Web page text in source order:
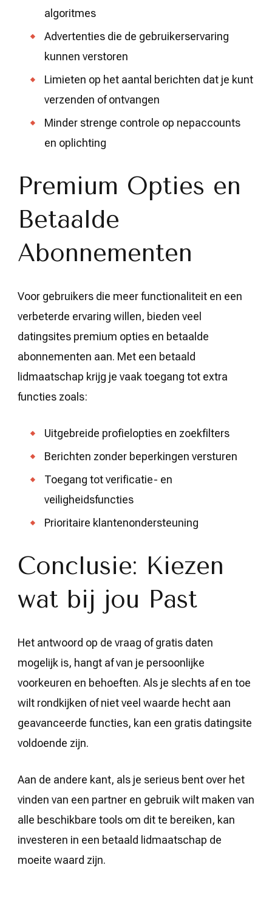
algoritmes
Advertenties die de gebruikerservaring
kunnen verstoren
Limieten op het aantal berichten dat je kunt
verzenden of ontvangen
Minder strenge controle op nepaccounts
en oplichting
Premium Opties en
Betaalde
Abonnementen
Voor gebruikers die meer functionaliteit en een
verbeterde ervaring willen, bieden veel
datingsites premium opties en betaalde
abonnementen aan. Met een betaald
lidmaatschap krijg je vaak toegang tot extra
functies zoals:
Uitgebreide profielopties en zoekfilters
Berichten zonder beperkingen versturen
Toegang tot verificatie- en
veiligheidsfuncties
Prioritaire klantenondersteuning
Conclusie: Kiezen
wat bij jou Past
Het antwoord op de vraag of gratis daten
mogelijk is, hangt af van je persoonlijke
voorkeuren en behoeften. Als je slechts af en toe
wilt rondkijken of niet veel waarde hecht aan
geavanceerde functies, kan een gratis datingsite
voldoende zijn.
Aan de andere kant, als je serieus bent over het
vinden van een partner en gebruik wilt maken van
alle beschikbare tools om dit te bereiken, kan
investeren in een betaald lidmaatschap de
moeite waard zijn.